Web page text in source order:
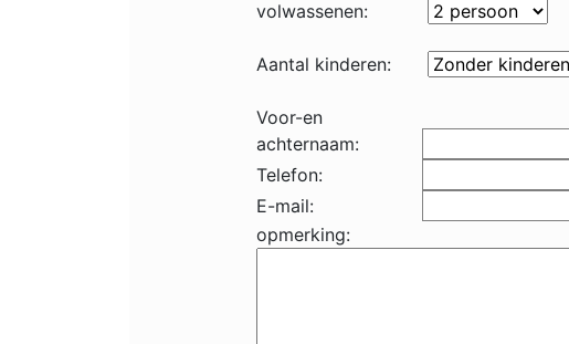
volwassenen:
Aantal kinderen:
Voor-en
achternaam:
Telefon:
E-mail:
opmerking: